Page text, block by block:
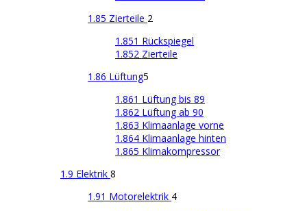
1.85 Zierteile 2
1.851 Rückspiegel
1.852 Zierteile
1.86 Lüftung5
1.861 Lüftung bis 89
1.862 Lüftung ab 90
1.863 Klimaanlage vorne
1.864 Klimaanlage hinten
1.865 Klimakompressor
1.9 Elektrik 8
1.91 Motorelektrik 4